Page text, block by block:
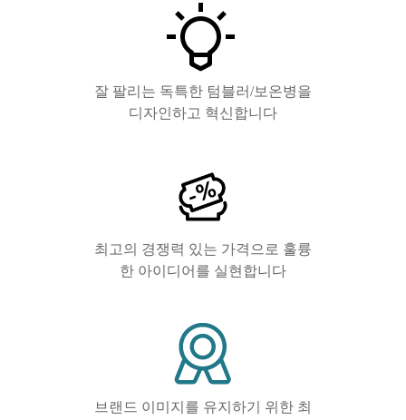
잘 팔리는 독특한 텀블러/보온병을
디자인하고 혁신합니다
최고의 경쟁력 있는 가격으로 훌륭
한 아이디어를 실현합니다
브랜드 이미지를 유지하기 위한 최